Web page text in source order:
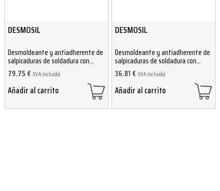
DESMOSIL
Desmoldeante y antiadherente de
salpicaduras de soldadura con
silicona 13kg
79.75 € (IVA Incluido)
Añadir al carrito
DESMOSIL
Desmoldeante y antiadherente de
salpicaduras de soldadura con
silicona 6kg
36.81 € (IVA Incluido)
Añadir al carrito